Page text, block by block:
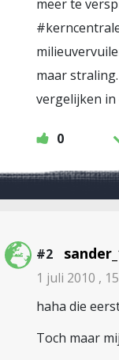
meer te
maar
vergelijken in
0
#2
1 juli 2010 ,
haha die
Toch maar